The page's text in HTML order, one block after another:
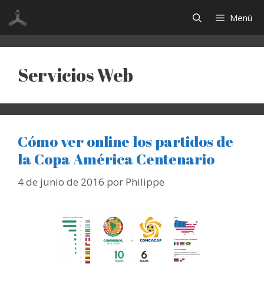
Saltar
contenido
Menú
Servicios Web
Cómo ver online los partidos de
la Copa América Centenario
4 de junio de 2016 por Philippe